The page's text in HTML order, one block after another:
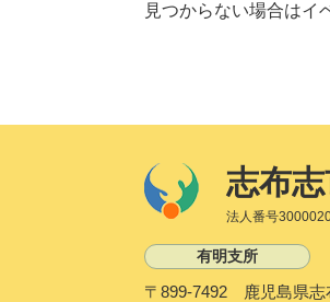
見つからない場合はイ
志布
法人番号
有明支所
〒899-7492 鹿児島県志